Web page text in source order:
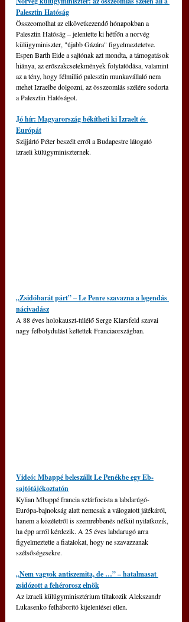
Palesztin Hatóság
Összeomolhat az elkövetkezendő hónapokban a
Palesztin Hatóság – jelentette ki hétfőn a norvég
külügyminiszter, "újabb Gázára" figyelmeztetetve.
Espen Barth Eide a sajtónak azt mondta, a támogatások
hiánya, az erőszakcselekmények folytatódása, valamint
az a tény, hogy félmillió palesztin munkavállaló nem
mehet Izraelbe dolgozni, az összeomlás szélére sodorta
a Palesztin Hatóságot.
Jó hír: Magyarország békítheti ki Izraelt és
Európát
Szijjártó Péter beszélt erről a Budapestre látogató
izraeli külügyminiszternek.
„Zsidóbarát párt” – Le Penre szavazna a legendás
nácivadász
A 88 éves holokauszt-túlélő Serge Klarsfeld szavai
nagy felbolydulást keltettek Franciaországban.
Videó: Mbappé beleszállt Le Penékbe egy Eb-
sajtótájékoztatón
Kylian Mbappé francia sztárfocista a labdarúgó-
Európa-bajnokság alatt nemcsak a válogatott játékáról,
hanem a közéletről is szemrebbenés nélkül nyilatkozik,
ha épp arról kérdezik. A 25 éves labdarugó arra
figyelmeztette a fiatalokat, hogy ne szavazzanak
szélsőségesekre.
„Nem vagyok antiszemita, de …” – hatalmasat
zsidózott a fehérorosz elnök
Az izraeli külügyminisztérium tiltakozik Alekszandr
Lukasenko felháborító kijelentései ellen.